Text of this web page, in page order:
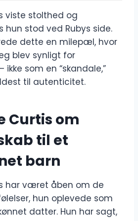
viste stolthed og
hun stod ved Rubys side.
dette en milepæl, hvor
blev synligt for
som en “skandale,”
til autenticitet.
Curtis om
til et
barn
har været åben om de
hun oplevede som
datter. Hun har sagt,